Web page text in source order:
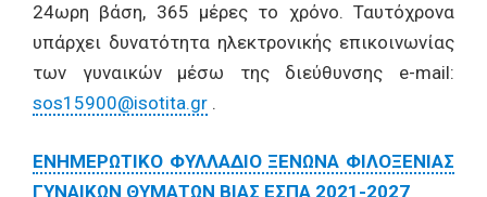
24ωρη βάση, 365 μέρες το χρόνο. Ταυτόχρονα
υπάρχει δυνατότητα ηλεκτρονικής επικοινωνίας
των γυναικών μέσω της διεύθυνσης e-mail:
sos15900@isotita.gr .
ΕΝΗΜΕΡΩΤΙΚΟ ΦΥΛΛΑΔΙΟ ΞΕΝΩΝΑ ΦΙΛΟΞΕΝΙΑΣ
ΓΥΝΑΙΚΩΝ ΘΥΜΑΤΩΝ ΒΙΑΣ ΕΣΠΑ 2021-2027